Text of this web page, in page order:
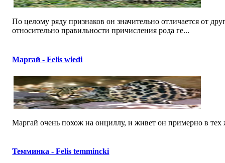
По целому ряду признаков он значительно отличается от
относительно правильности причисления рода ге...
Маргай - Felis wiedi
Маргай очень похож на онциллу, и живет он примерно в тех
Темминка - Felis temmincki